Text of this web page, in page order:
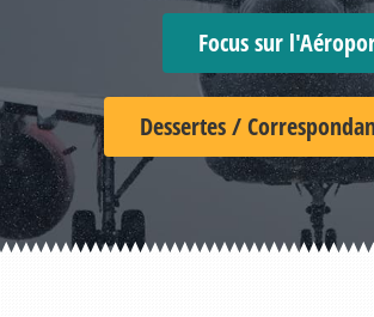
Focus sur
Dessertes /